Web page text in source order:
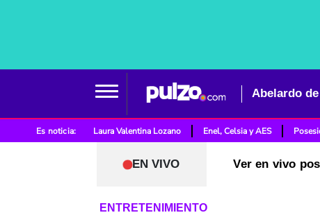
Es noticia: Laura Valentina Lozano Enel, Celsia y AES
EN VIVO Ver en vivo
ENTRETENIMIENTO